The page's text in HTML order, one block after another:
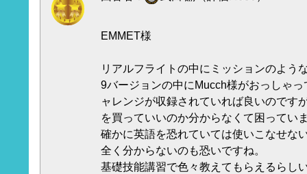
EMMET様
リアルフライトの中にミッションのよう
9バージョンの中にMucch様がおっしゃ
ャレンジが収録されていれば良いのです
を買っていいのか分からなくて困ってい
確かに英語を恐れていては使いこなせな
全く分からないのも恐いですね。
基礎技能講習で色々教えてもらえるらし